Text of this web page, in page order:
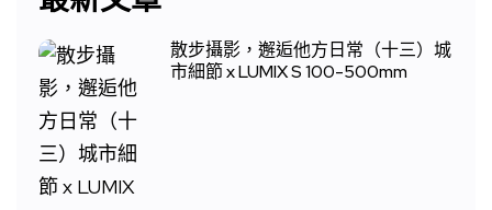
散步攝影，邂逅他方日常（十三）城
市細節 x LUMIX S 100-500mm